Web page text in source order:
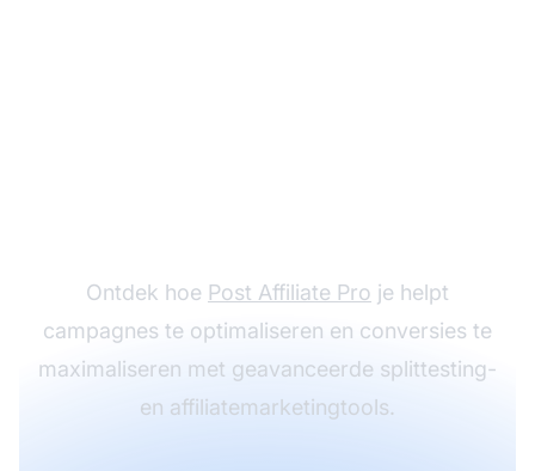
Ontdek hoe Post Affiliate Pro je helpt
campagnes te optimaliseren en conversies te
maximaliseren met geavanceerde splittesting-
en affiliatemarketingtools.